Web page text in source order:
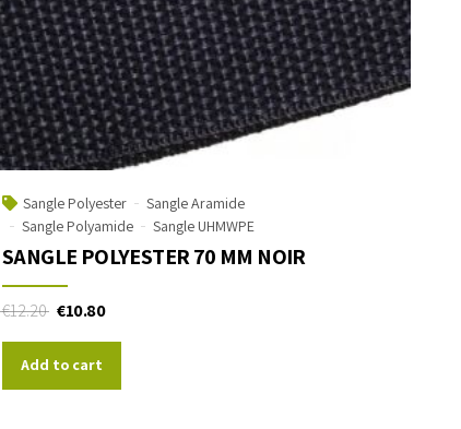
Sangle Polyester
Sangle Aramide
Sangle Polyamide
Sangle UHMWPE
SANGLE POLYESTER 70 MM NOIR
€12.20 €10.80
Add to cart